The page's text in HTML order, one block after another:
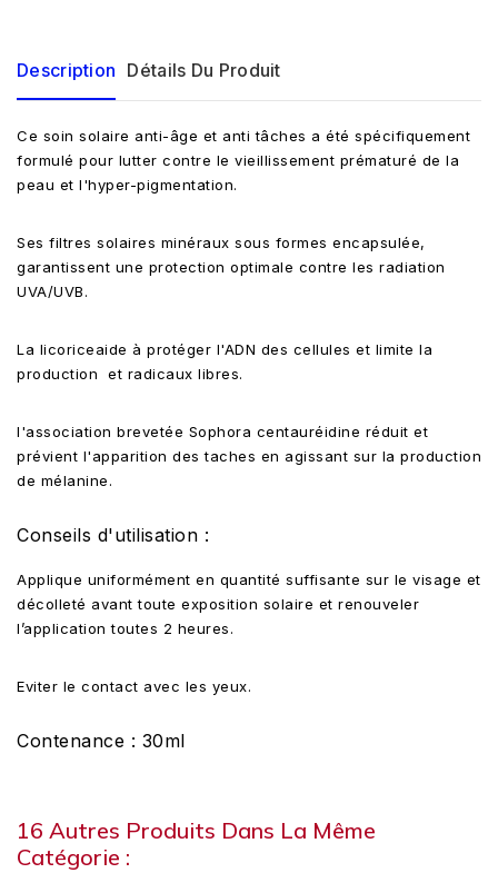
Description Détails Du Produit
Ce soin solaire anti-âge et anti tâches a été spécifiquement
formulé pour lutter contre le vieillissement prématuré de la
peau et l'hyper-pigmentation.
Ses filtres solaires minéraux sous formes encapsulée,
garantissent une protection optimale contre les radiation
UVA/UVB.
La licoriceaide à protéger l'ADN des cellules et limite la
production et radicaux libres.
l'association brevetée Sophora centauréidine réduit et
prévient l'apparition des taches en agissant sur la production
de mélanine.
Conseils d'utilisation :
Applique uniformément en quantité suffisante sur le visage et
décolleté avant toute exposition solaire et renouveler
l’application toutes 2 heures.
Eviter le contact avec les yeux.
Contenance : 30ml
16 Autres Produits Dans La Même
Catégorie :